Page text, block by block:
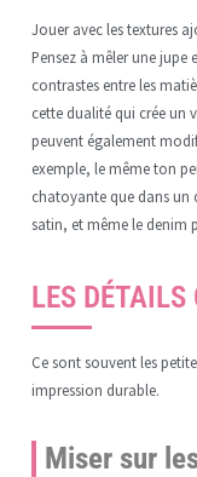
Jouer avec les textures
Pensez à mêler une jupe
contrastes entre les
cette dualité qui crée un
peuvent également
exemple, le même ton
chatoyante que dans un
satin, et même le denim
LES DÉTAILS
Ce sont souvent les
impression durable.
Miser sur